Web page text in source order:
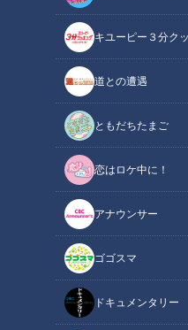
キユーピー３分ク
道との遭遇
ともだちたまご
恋はロケ中に！
アナウンサー
ゴゴスマ
ドキュメンタリー
CBCテレビ：画像『チャント！』
チャント！
「チャント！」特集
今、“9年制”の「義務教育
度化された義務教育学校で
うのではなく、9年間を1つ
導要領がないのも特徴で、
（2023年度まで）。岐阜市
材しました。